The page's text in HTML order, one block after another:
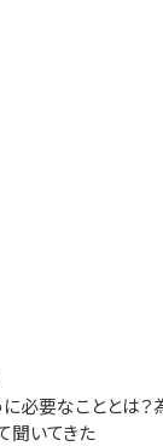
必要なこととは
聞いてきた